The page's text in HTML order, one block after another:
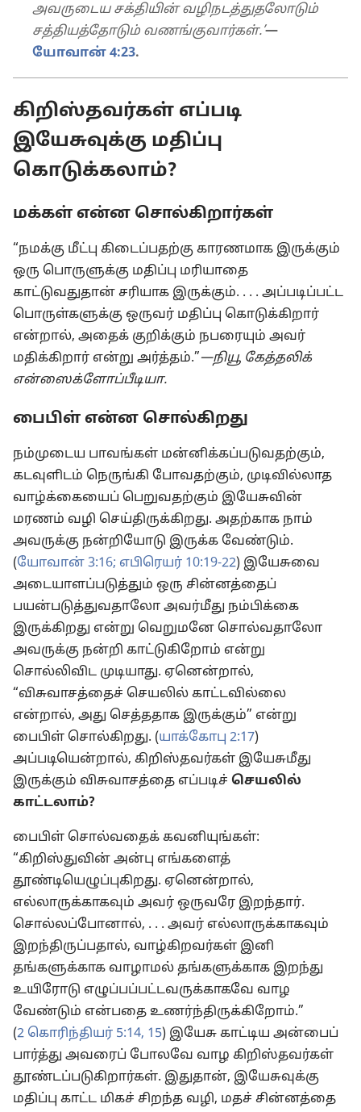
அவருடைய சக்தியின் வழிநடத்துதலோடும்
சத்தியத்தோடும் வணங்குவார்கள்.’—
யோவான் 4:23.
கிறிஸ்தவர்கள் எப்படி
இயேசுவுக்கு மதிப்பு
கொடுக்கலாம்?
மக்கள் என்ன சொல்கிறார்கள்
“நமக்கு மீட்பு கிடைப்பதற்கு காரணமாக இருக்கும்
ஒரு பொருளுக்கு மதிப்பு மரியாதை
காட்டுவதுதான் சரியாக இருக்கும். . . . அப்படிப்பட்ட
பொருள்களுக்கு ஒருவர் மதிப்பு கொடுக்கிறார்
என்றால், அதைக் குறிக்கும் நபரையும் அவர்
மதிக்கிறார் என்று அர்த்தம்.”—நியூ கேத்தலிக்
என்ஸைக்ளோப்பீடியா.
பைபிள் என்ன சொல்கிறது
நம்முடைய பாவங்கள் மன்னிக்கப்படுவதற்கும்,
கடவுளிடம் நெருங்கி போவதற்கும், முடிவில்லாத
வாழ்க்கையைப் பெறுவதற்கும் இயேசுவின்
மரணம் வழி செய்திருக்கிறது. அதற்காக நாம்
அவருக்கு நன்றியோடு இருக்க வேண்டும்.
(யோவான் 3:16; எபிரெயர் 10:19-22) இயேசுவை
அடையாளப்படுத்தும் ஒரு சின்னத்தைப்
பயன்படுத்துவதாலோ அவர்மீது நம்பிக்கை
இருக்கிறது என்று வெறுமனே சொல்வதாலோ
அவருக்கு நன்றி காட்டுகிறோம் என்று
சொல்லிவிட முடியாது. ஏனென்றால்,
“விசுவாசத்தைச் செயலில் காட்டவில்லை
என்றால், அது செத்ததாக இருக்கும்” என்று
பைபிள் சொல்கிறது. (யாக்கோபு 2:17)
அப்படியென்றால், கிறிஸ்தவர்கள் இயேசுமீது
இருக்கும் விசுவாசத்தை எப்படிச் செயலில்
காட்டலாம்?
பைபிள் சொல்வதைக் கவனியுங்கள்:
“கிறிஸ்துவின் அன்பு எங்களைத்
தூண்டியெழுப்புகிறது. ஏனென்றால்,
எல்லாருக்காகவும் அவர் ஒருவரே இறந்தார்.
சொல்லப்போனால், . . . அவர் எல்லாருக்காகவும்
இறந்திருப்பதால், வாழ்கிறவர்கள் இனி
தங்களுக்காக வாழாமல் தங்களுக்காக இறந்து
உயிரோடு எழுப்பப்பட்டவருக்காகவே வாழ
வேண்டும் என்பதை உணர்ந்திருக்கிறோம்.”
(2 கொரிந்தியர் 5:14, 15) இயேசு காட்டிய அன்பைப்
பார்த்து அவரைப் போலவே வாழ கிறிஸ்தவர்கள்
தூண்டப்படுகிறார்கள். இதுதான், இயேசுவுக்கு
மதிப்பு காட்ட மிகச் சிறந்த வழி, மதச் சின்னத்தை